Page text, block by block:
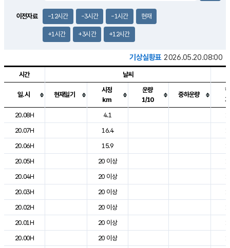
이전자료 -12시간 -3시간 -1시간 현재
+1시간 +3시간 +12시간
기상실황표 2026.05.20.08:00
도시별 기상실황표로 지점, 날씨, 기온, 강수, 바람, 기압등을 안내한 표입
시간 날씨
일.시 현재일기
시정
km
운량
1/10
중하운량
20.08H
4.1
20.07H
16.4
20.06H
15.9
20.05H
20 이상
20.04H
20 이상
20.03H
20 이상
20.02H
20 이상
20.01H
20 이상
20.00H
20 이상